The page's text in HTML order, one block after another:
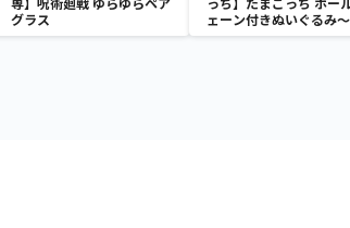
グラス
ェーン付きぬいぐるみ～
Tamagotchi